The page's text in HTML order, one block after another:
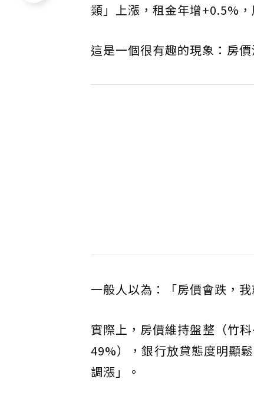
類」上漲，租金年增+0.5%
這是一個很有趣的現象：房
一般人以為：「房價會跌，
實際上，房價維持盤整（竹
49%），銀行放貸態度明顯
調漲」。